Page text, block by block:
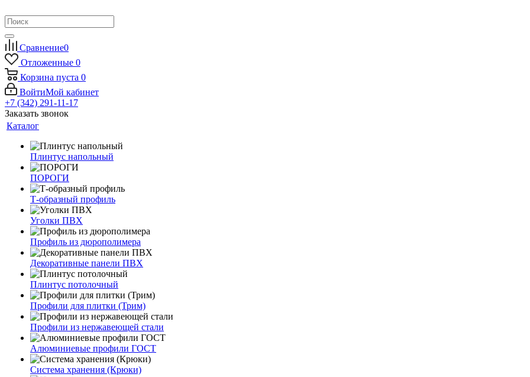
Сравнение0
Отложенные 0
Корзина пуста 0
ВойтиМой кабинет
+7 (342) 291-11-17
Заказать звонок
Каталог
Плинтус напольный
ПОРОГИ
Т-образный профиль
Уголки ПВХ
Профиль из дюрополимера
Декоративные панели ПВХ
Плинтус потолочный
Профили для плитки (Трим)
Профили из нержавеющей стали
Алюминиевые профили ГОСТ
Система хранения (Крюки)